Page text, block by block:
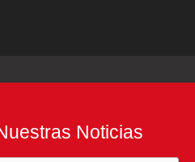
Noticias